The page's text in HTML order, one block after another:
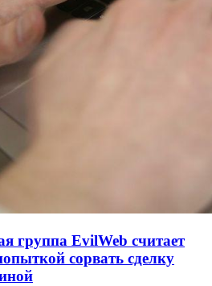
группа EvilWeb считает
сорвать сделку